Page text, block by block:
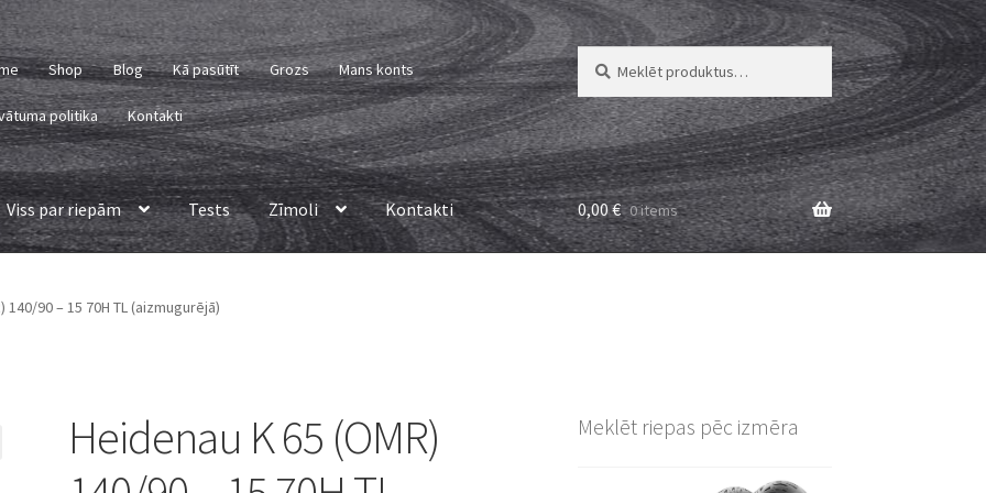
Shop Blog Kā pasūtīt Grozs Mans konts
politika Kontakti
Meklēt:
Meklēt
Viss par riepām Tests Zīmoli Kontakti 0,00€ 0 items
140/90 – 15 70H TL (aizmugurējā)
Heidenau K 65 (OMR)
Meklēt riepas pēc izmēra